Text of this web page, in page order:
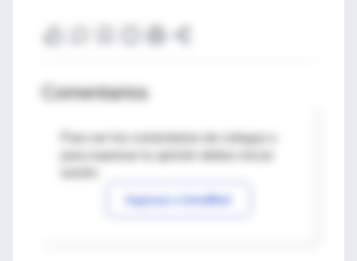
Comentarios
Para ver los comentarios de colegas o
Ingresar a IntraMed